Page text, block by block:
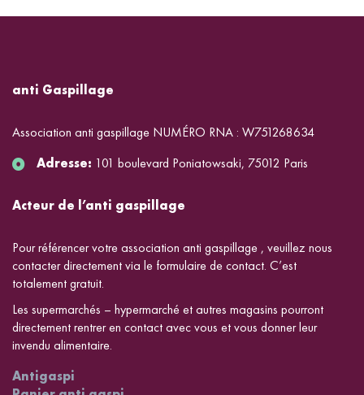
anti Gaspillage
Association anti gaspillage NUMÉRO RNA : W751268634
Adresse: 101 boulevard Poniatowsaki, 75012 Paris
Acteur de l’anti gaspillage
Pour référencer votre association anti gaspillage , veuillez nous
contacter directement via le formulaire de contact. C’est
totalement gratuit.
Les supermarchés – hypermarché et autres magasins pourront
directement rentrer en contact avec vous et vous donner leur
invendu alimentaire.
Antigaspi